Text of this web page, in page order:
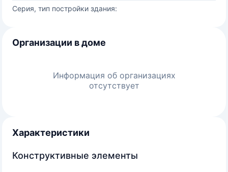
Серия, тип постройки здания:
Организации в доме
Информация об организациях
отсутствует
Характеристики
Конструктивные элементы